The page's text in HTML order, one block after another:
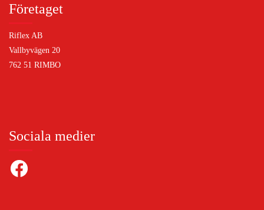
Företaget
Riflex AB
Vallbyvägen 20
762 51 RIMBO
Sociala medier